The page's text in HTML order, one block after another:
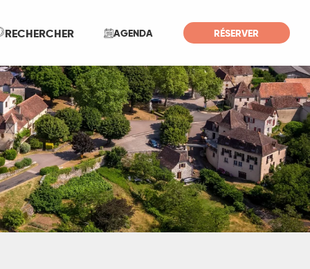
AGENDA RÉSERVER
RECHERCHERRecherche